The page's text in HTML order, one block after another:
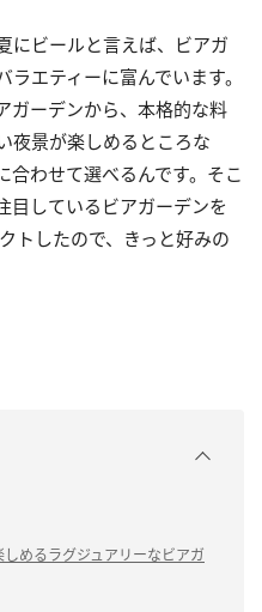
ビールと言えば、ビアガ
エティーに富んでいます。
ガーデンから、本格的な料
夜景が楽しめるところな
合わせて選べるんです。そこ
目しているビアガーデンを
トしたので、きっと好みの
しめるラグジュアリーなビアガ